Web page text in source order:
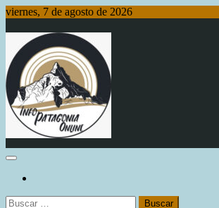
Saltar
contenido
viernes, 7 de agosto de 2026
Info Patagonia Online
Buscar: